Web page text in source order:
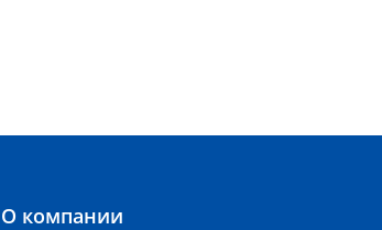
О компании